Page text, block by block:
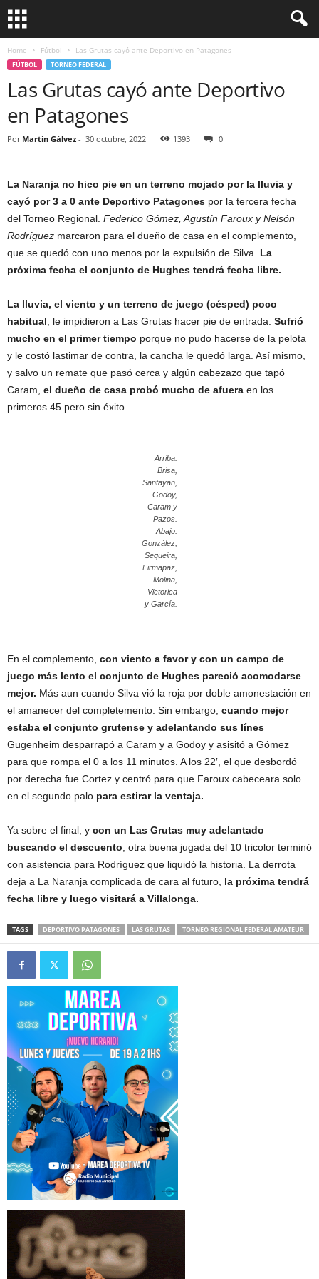
Home Fútbol Las Grutas cayó ante Deportivo en Patagones
FÚTBOL TORNEO FEDERAL
Las Grutas cayó ante Deportivo
en Patagones
Por Martín Gálvez - 30 octubre, 2022 1393 0
La Naranja no hico pie en un terreno mojado por la lluvia y
cayó por 3 a 0 ante Deportivo Patagones por la tercera fecha
del Torneo Regional. Federico Gómez, Agustín Faroux y Nelsón
Rodríguez marcaron para el dueño de casa en el complemento,
que se quedó con uno menos por la expulsión de Silva. La
próxima fecha el conjunto de Hughes tendrá fecha libre.
La lluvia, el viento y un terreno de juego (césped) poco
habitual , le impidieron a Las Grutas hacer pie de entrada. Sufrió
mucho en el primer tiempo porque no pudo hacerse de la pelota
y le costó lastimar de contra, la cancha le quedó larga. Así mismo,
y salvo un remate que pasó cerca y algún cabezazo que tapó
Caram, el dueño de casa probó mucho de afuera en los
primeros 45 pero sin éxito.
Arriba:
Brisa,
Santayan,
Godoy,
Caram y
Pazos.
Abajo:
González,
Sequeira,
Firmapaz,
Molina,
Victorica
y García.
En el complemento, con viento a favor y con un campo de
juego más lento el conjunto de Hughes pareció acomodarse
mejor. Más aun cuando Silva vió la roja por doble amonestación en
el amanecer del completemento. Sin embargo, cuando mejor
estaba el conjunto grutense y adelantando sus línes
Gugenheim desparrapó a Caram y a Godoy y asisitó a Gómez
para que rompa el 0 a los 11 minutos. A los 22′, el que desbordó
por derecha fue Cortez y centró para que Faroux cabeceara solo
en el segundo palo para estirar la ventaja.
Ya sobre el final, y con un Las Grutas muy adelantado
buscando el descuento , otra buena jugada del 10 tricolor terminó
con asistencia para Rodríguez que liquidó la historia. La derrota
deja a La Naranja complicada de cara al futuro, la próxima tendrá
fecha libre y luego visitará a Villalonga.
TAGS DEPORTIVO PATAGONES LAS GRUTAS TORNEO REGIONAL FEDERAL AMATEUR